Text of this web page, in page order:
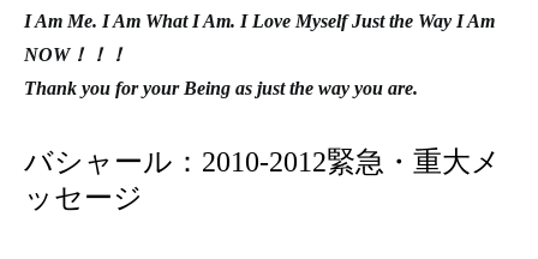
I Am Me. I Am What I Am. I Love Myself Just the Way I Am
NOW！！！
Thank you for your Being as just the way you are.
バシャール：2010-2012緊急・重大メ
ッセージ